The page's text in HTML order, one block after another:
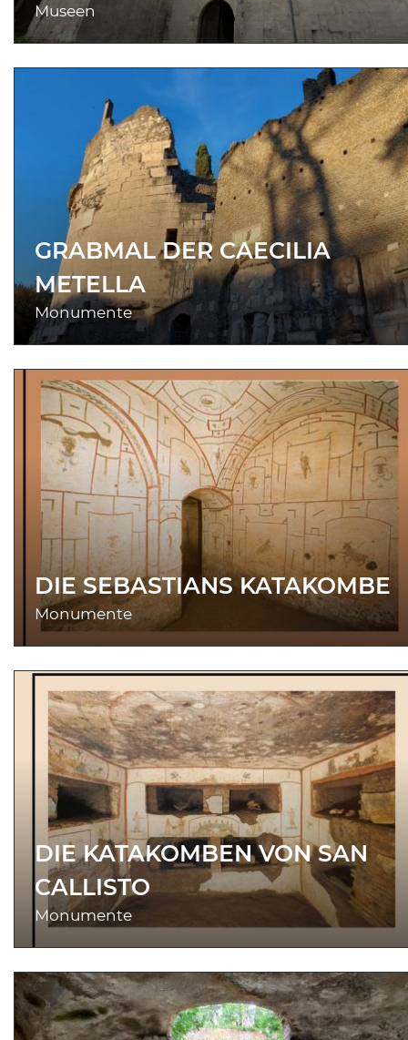
Museen
GRABMAL DER CAECILIA
METELLA
Monumente
DIE SEBASTIANS KATAKOMBE
Monumente
DIE KATAKOMBEN VON SAN
CALLISTO
Monumente